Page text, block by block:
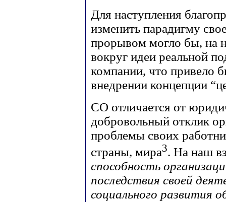
Для наступления
изменить парадигму
прорывом могло бы, на
вокруг идеи реальной
компании, что привело
внедрении концепции
СО отличается от
добровольный отклик
проблемы своих
страны, мира3. На наш
способность
последствия своей
социального развития